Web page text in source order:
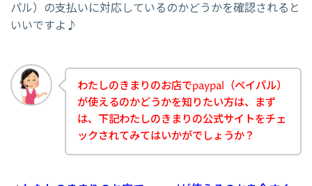
パル）の支払いに対応しているのかどうかを確認されると
いいですよ♪
わたしのきまりのお店でpaypal（ペイパル）
が使えるのかどうかを知りたい方は、まず
は、下記わたしのきまりの公式サイトをチェ
ックされてみてはいかがでしょうか？